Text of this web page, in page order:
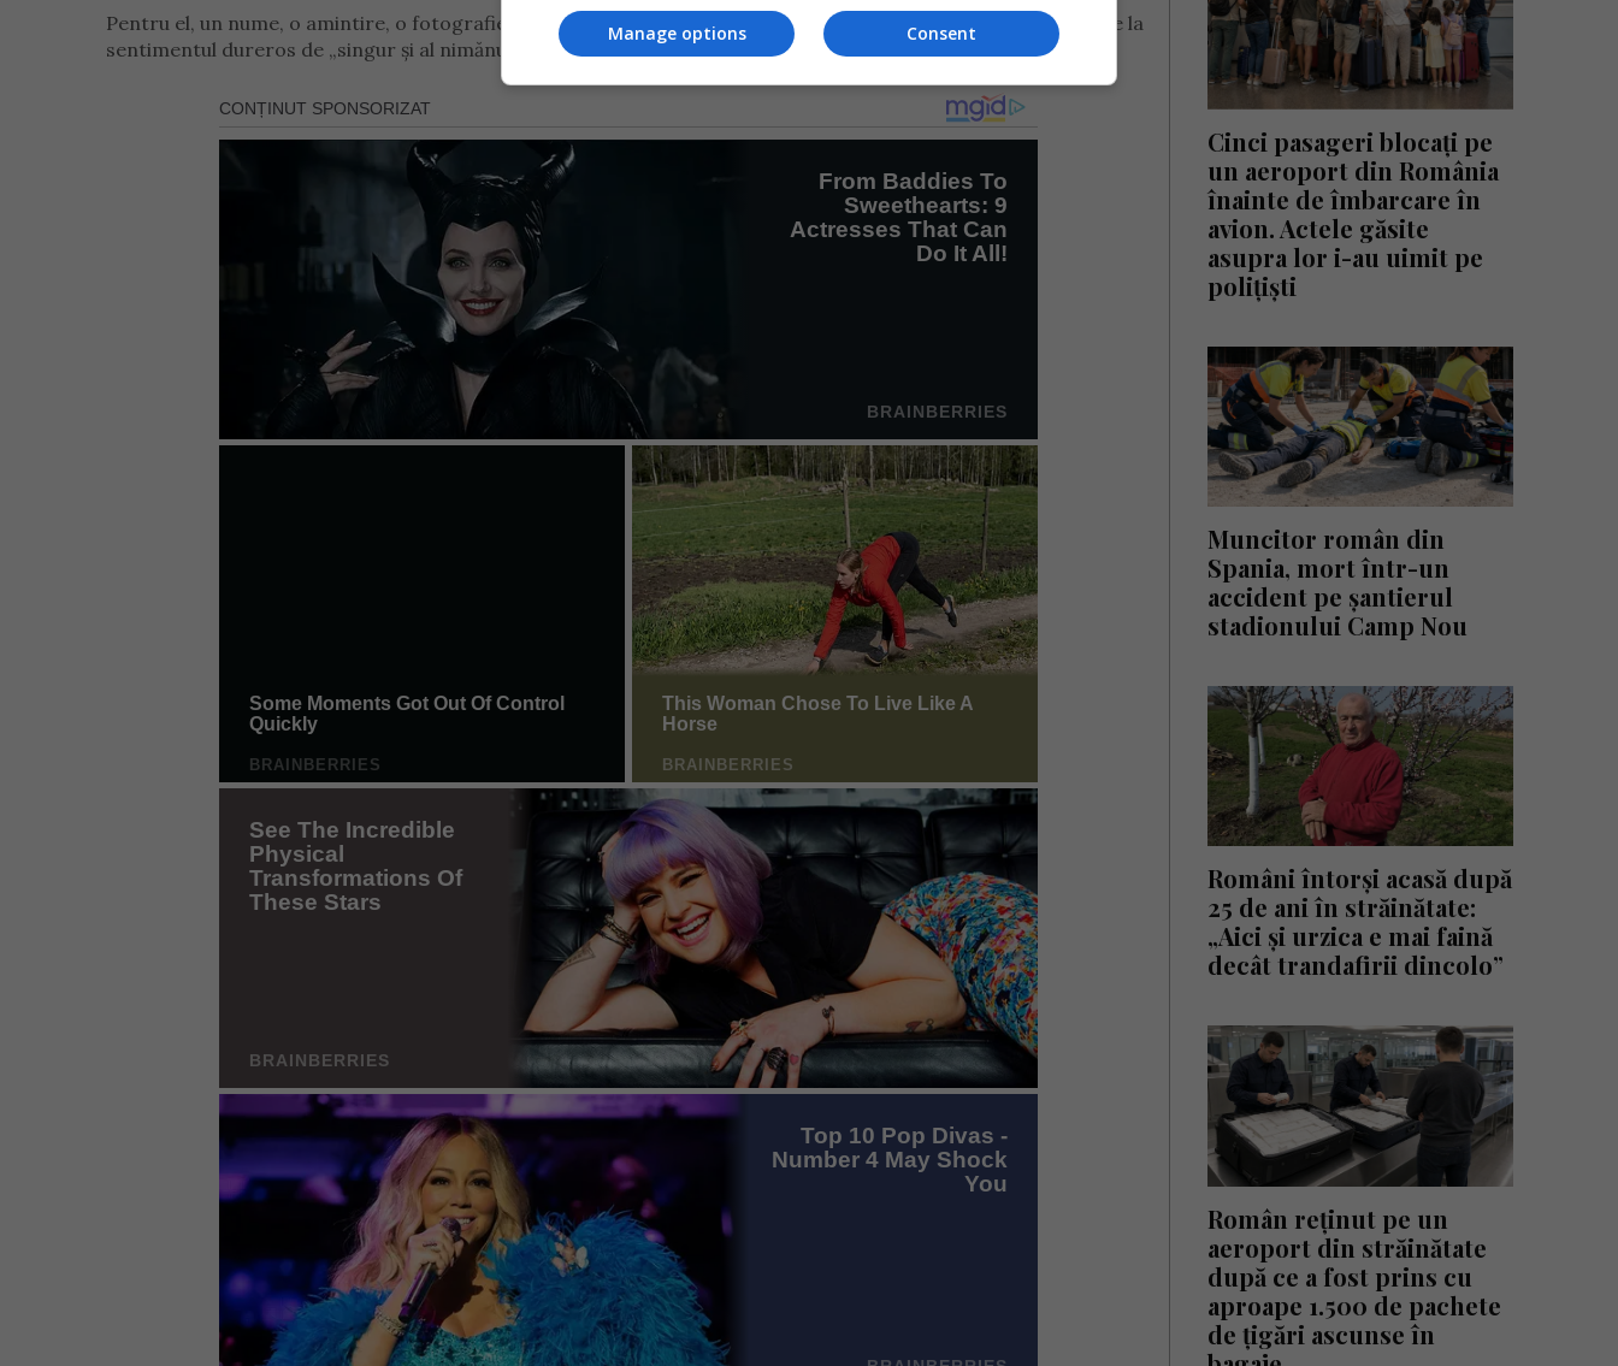
Pentru el, un nume, o amintire, o fotografie sau un singur om care îl recunoaște ar putea însemna trecerea de la
sentimentul dureros de „singur și al nimănui” la regăsirea propriei familii și a propriei identități.
Cinci pasageri blocați pe
un aeroport din România
înainte de îmbarcare în
avion. Actele găsite
asupra lor i-au uimit pe
polițiști
Muncitor român din
Spania, mort într-un
accident pe șantierul
stadionului Camp Nou
Români întorși acasă după
25 de ani în străinătate:
„Aici și urzica e mai faină
decât trandafirii dincolo”
Român reținut pe un
aeroport din străinătate
după ce a fost prins cu
aproape 1.500 de pachete
de țigări ascunse în
Consent
Manage options